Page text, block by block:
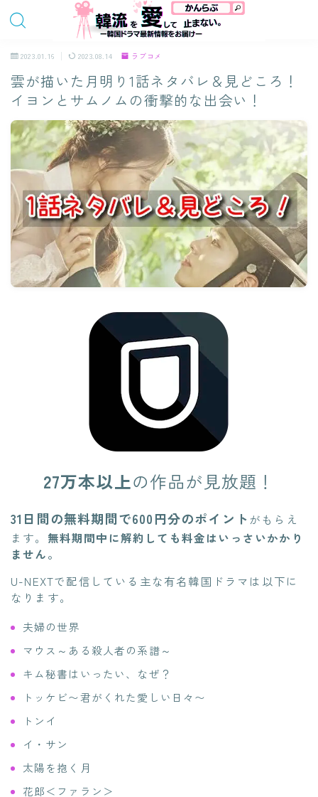
2023.01.16 2023.08.14 ラブコメ
雲が描いた月明り1話ネタバレ＆見どころ！
イヨンとサムノムの衝撃的な出会い！
27万本以上の作品が見放題！
31日間の無料期間で600円分のポイント がもらえ
ます。 無料期間中に解約しても料金はいっさいかかり
ません。
U-NEXTで配信している主な有名韓国ドラマは以下に
なります。
夫婦の世界
マウス～ある殺人者の系譜～
キム秘書はいったい、なぜ？
トッケビ〜君がくれた愛しい日々〜
トンイ
イ・サン
太陽を抱く月
花郎＜ファラン＞